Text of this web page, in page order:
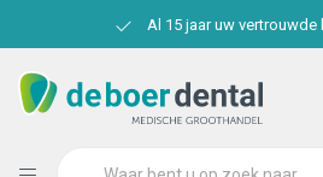
Al 15 jaar uw vertrouwde